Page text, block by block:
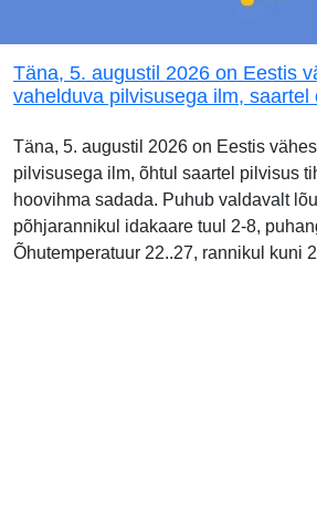
Täna, 5. augustil 2026 on Eestis
vahelduva pilvisusega ilm, saartel
Täna, 5. augustil 2026 on Eestis
pilvisusega ilm, õhtul saartel pilvisus
hoovihma sadada. Puhub valdavalt
põhjarannikul idakaare tuul 2-8,
Õhutemperatuur 22..27, rannikul kuni